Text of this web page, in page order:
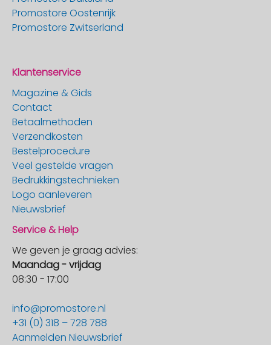
Promostore Oostenrijk
Promostore Zwitserland
Klantenservice
Magazine & Gids
Contact
Betaalmethoden
Verzendkosten
Bestelprocedure
Veel gestelde vragen
Bedrukkingstechnieken
Logo aanleveren
Nieuwsbrief
Service & Help
We geven je graag advies:
Maandag - vrijdag
08:30 - 17:00
info@promostore.nl
+31 (0) 318 – 728 788
Aanmelden Nieuwsbrief